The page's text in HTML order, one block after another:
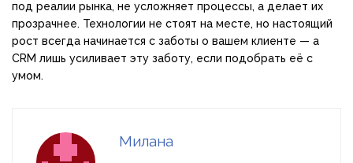
под реалии рынка, не усложняет процессы, а делает их
прозрачнее. Технологии не стоят на месте, но настоящий
рост всегда начинается с заботы о вашем клиенте — а
CRM лишь усиливает эту заботу, если подобрать её с
умом.
Милана